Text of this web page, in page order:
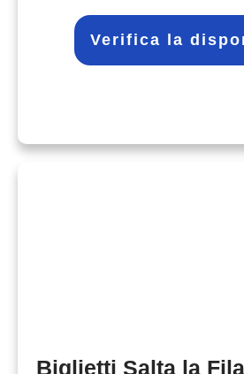
Verifica la
Biglietti Salta la